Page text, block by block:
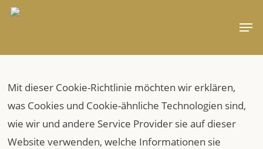
Skip
Mit dieser Cookie-Richtlinie möchten wir erklären,
was Cookies und Cookie-ähnliche Technologien sind,
wie wir und andere Service Provider sie auf dieser
Website verwenden, welche Informationen sie